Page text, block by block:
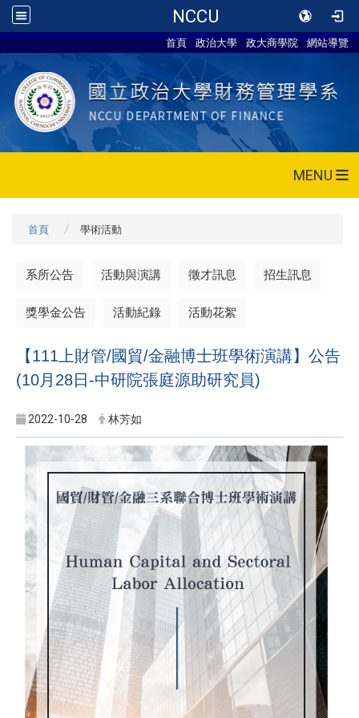
NCCU
首頁 政治大學 政大商學院 網站導覽
MENU
首頁 學術活動
系所公告 活動與演講 徵才訊息 招生訊息
獎學金公告 活動紀錄 活動花絮
【111上財管/國貿/金融博士班學術演講】公告
(10月28日-中研院張庭源助研究員)
2022-10-28 林芳如